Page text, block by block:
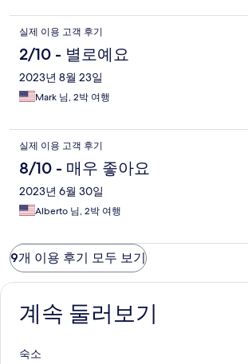
실제 이용 고객 후기
2/10 - 별로예요
2023년 8월 23일
Mark 님, 2박 여행
실제 이용 고객 후기
8/10 - 매우 좋아요
2023년 6월 30일
Alberto 님, 2박 여행
9개 이용 후기 모두 보기
계속 둘러보기
숙소